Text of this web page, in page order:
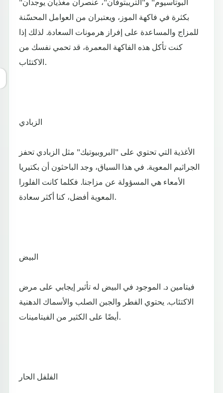
بكثرة في فاكهة الموز، ويعتبران من العوامل المحسّنة
للمزاج والمساعدة على إفراز هرمونات السعادة. لذلك إذا
كنت تأكل هذه الفاكهة المعمرة، قد تحمي نفسك من
الاكتئاب.
الزبادي
الأغذية التي تحتوي على "البروبيوتيك" مثل الزبادي تحفز
الجراثيم المعوية. في هذا السياق، وجد الباحثون أن بكتيريا
الأمعاء هي المسؤولة عن مزاجنا. فكلما كانت الفلورا
المعوية أفضل، كنا أكثر سعادة.
البيض
فيتامين د. الموجود في البيض له تأثير إيجابي على مرض
الاكتئاب. يحتوي الفطر والجبن الصلب والأسماك الدهنية
أيضًا على الكثير من الفيتامينات.
الفلفل الحار